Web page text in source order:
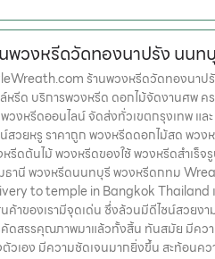
พวงหรีดวัดทองนาปรัง นนท
ร้านพวงหรีดวัดทองนาป
หรีด บริการพวงหรีด ดอกไม้จัดงานศพ ค
วงหรีดออนไลน์ จัดส่งทั่วเขตกรุงเทพ แ
สวยหรู ราคาถูก พวงหรีดดอกไม้สด พวง
รีดต้นไม้ พวงหรีดของใช้ พวงหรีดสำเร็จ
ธานี พวงหรีดนนทบุรี พวงหรีดกทม
to temple in Bangkok Thailand
ค้าของเรามีจุดเด่น ซึ่งล้วนมีดีไซน์สวยงา
คัดสรรคุณภาพมาแล้วทั้งสิ้น ทันสมัย มีคว
วเอง มีความชัดเจนมากยิ่งขึ้น สะท้อนค